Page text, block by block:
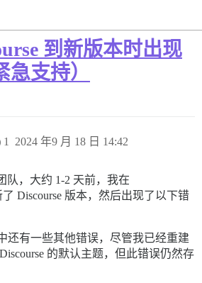
到新版本时出现
支持）
2024 年9 月 18 日 14:42
1
队，大约 1-2 天前，我在
Discourse 版本，然后出现了以下错
还有一些其他错误，尽管我已经重建
的默认主题，但此错误仍然存